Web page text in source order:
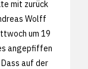
mit zurück
Wolff
um 19
angepfiffen
auf der